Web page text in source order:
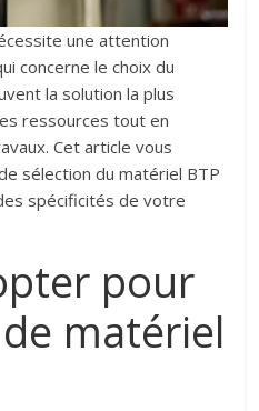
une attention
concerne le choix du
la solution la plus
ressources tout en
Cet article vous
sélection du matériel BTP
spécificités de votre
pour
matériel